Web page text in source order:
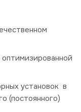
установок в
(постоянного)